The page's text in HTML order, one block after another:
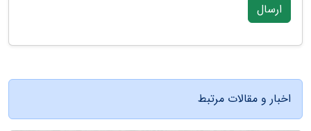
ارسال
اخبار و مقالات مرتبط